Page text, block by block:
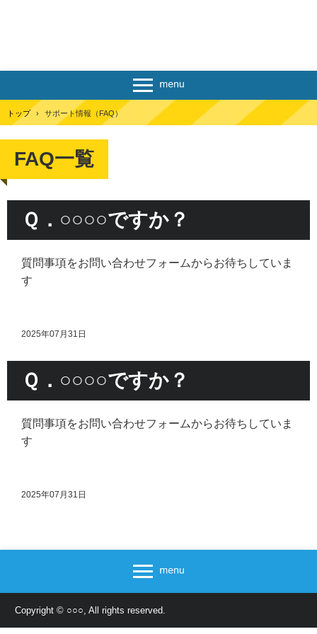
トップ › サポート情報（FAQ）
FAQ一覧
Ｑ．○○○○ですか？
質問事項をお問い合わせフォームからお待ちしていま
す
2025年07月31日
Ｑ．○○○○ですか？
質問事項をお問い合わせフォームからお待ちしていま
す
2025年07月31日
Copyright © ○○○, All rights reserved.